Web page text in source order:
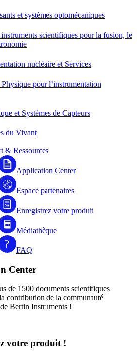
et systèmes optomécaniques
scientifiques pour la fusion, le
nucléaire et Services
pour l’instrumentation
et Systèmes de Capteurs
du Vivant
& Ressources
Application Center
Espace partenaires
Enregistrez votre produit
Médiathèque
FAQ
Center
de 1500 documents scientifiques
contribution de la communauté
Bertin Instruments !
votre produit !